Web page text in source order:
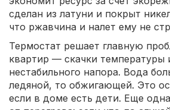
сделан из латуни и покрыт
что ржавчина и налет ему не
Термостат решает главную
квартир — скачки температуры
нестабильного напора. Вода
ледяной, то обжигающей. Это
если в доме есть дети. Еще